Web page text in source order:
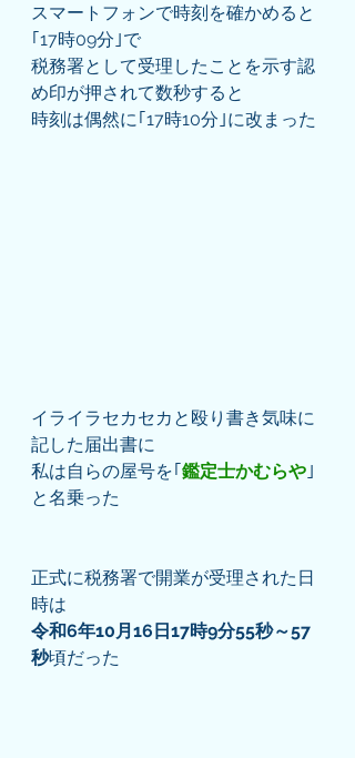
スマートフォンで時刻を確かめると
｢17時09分｣で
税務署として受理したことを示す認
め印が押されて数秒すると
時刻は偶然に｢17時10分｣に改まった
イライラセカセカと殴り書き気味に
記した届出書に
私は自らの屋号を｢鑑定士かむらや ｣
と名乗った
正式に税務署で開業が受理された日
時は
令和6年10月16日17時9分55秒～57
秒頃だった